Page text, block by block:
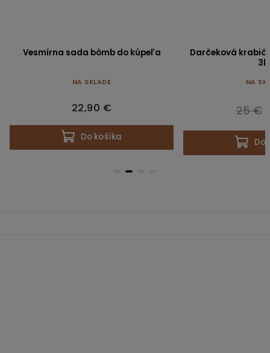
Vesmírna sada bômb do kúpeľa
NA SKLADE
22,90 €
Do košíka
Darčeková
NA
25 €
Do